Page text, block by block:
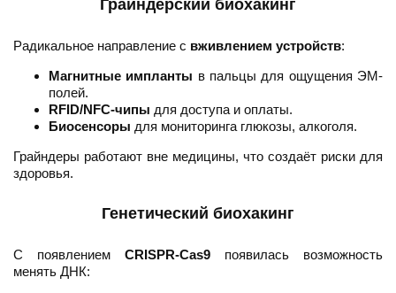
Грайндерский биохакинг
Радикальное направление с вживлением устройств:
Магнитные импланты в пальцы для ощущения ЭМ-
полей.
RFID/NFC-чипы для доступа и оплаты.
Биосенсоры для мониторинга глюкозы, алкоголя.
Грайндеры работают вне медицины, что создаёт риски для
здоровья.
Генетический биохакинг
С появлением CRISPR-Cas9 появилась возможность
менять ДНК: